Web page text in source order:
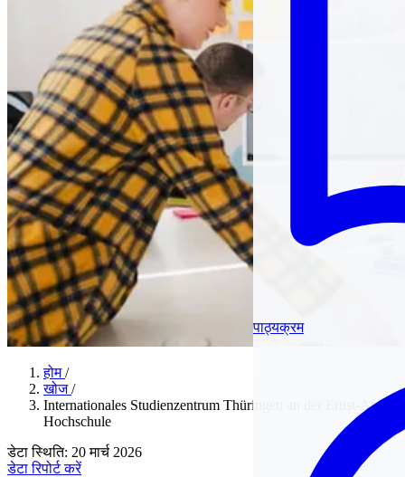
पाठ्यक्रम
होम/
खोज/
Internationales Studienzentrum Thüringen an der Ernst-Abbe-
Hochschule
डेटा स्थिति: 20 मार्च 2026
डेटा रिपोर्ट करें